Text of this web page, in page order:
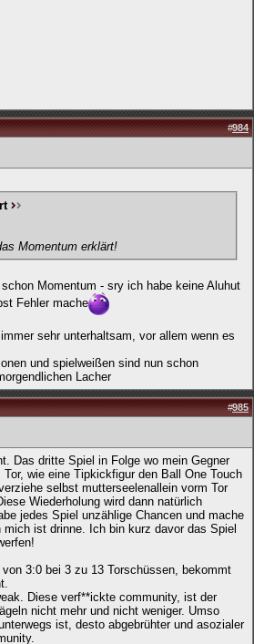
#984
Momentum erklärt!
Momentum - sry ich habe keine Aluhut
Fehler mache
sehr unterhaltsam, vor allem wenn es
und spielweißen sind nun schon
Lacher
#985
Das dritte Spiel in Folge wo mein Gegner
wie eine Tipkickfigur den Ball One Touch
selbst mutterseelenallein vorm Tor
Wiederholung wird dann natürlich
jedes Spiel unzählige Chancen und mache
ist drinne. Ich bin kurz davor das Spiel
3:0 bei 3 zu 13 Torschüssen, bekommt
Diese verf**ickte community, ist der
nicht mehr und nicht weniger. Umso
ist, desto abgebrühter und asozialer